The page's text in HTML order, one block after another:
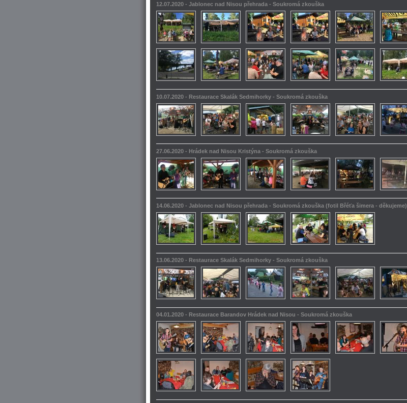
12.07.2020 - Jablonec nad Nisou přehrada - Soukromá zkouška
10.07.2020 - Restaurace Skalák Sedmihorky - Soukromá zkouška
27.06.2020 - Hrádek nad Nisou Kristýna - Soukromá zkouška
14.06.2020 - Jablonec nad Nisou přehrada - Soukromá zkouška (fotil Břéťa šimera - děkujeme)
13.06.2020 - Restaurace Skalák Sedmihorky - Soukromá zkouška
04.01.2020 - Restaurace Barandov Hrádek nad Nisou - Soukromá zkouška